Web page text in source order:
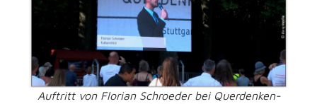
Auftritt von Florian Schroeder bei Querdenken-